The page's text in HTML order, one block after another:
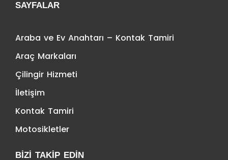
SAYFALAR
Araba ve Ev Anahtarı – Kontak Tamiri
Araç Markaları
Çilingir Hizmeti
İletişim
Kontak Tamiri
Motosikletler
BIZI TAKIP EDIN